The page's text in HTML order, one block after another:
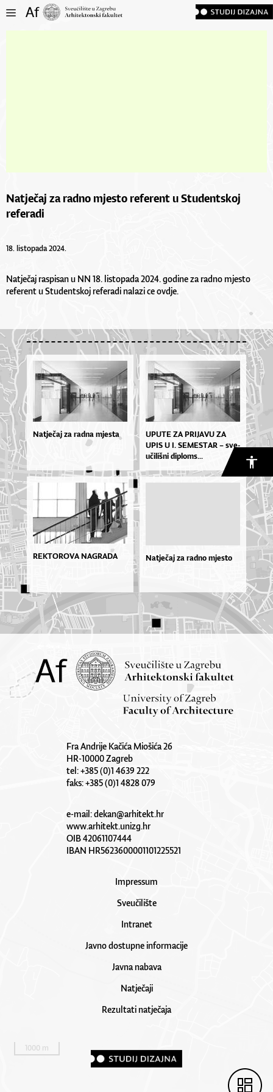
Natječaj za radno mjesto referent u Studentskoj
referadi
18. listopada 2024.
Natječaj raspisan u NN 18. listopada 2024. godine za radno mjesto
referent u Studentskoj referadi nalazi ceovdje.
Natječaj za radna mjesta
UPU­TE ZA PRI­JA­VU ZA
UPIS U I. SE­MES­TAR – sve­
u­či­liš­ni di­plo­ms...
REKTOROVA NAGRADA Natječaj za radno mjesto
Fra Andrije Kačića Miošića 26
HR-10000 Zagreb
tel: +385 (0)1 4639 222
faks: +385 (0)1 4828 079
e-mail:dekan@arhitekt.hr
www.arhitekt.unizg.hr
OIB 42061107444
IBAN HR5623600001101225521
Impressum
Sveučilište
Intranet
Javno dostupne informacije
Javna nabava
Natječaji
Rezultati natječaja
1000 m